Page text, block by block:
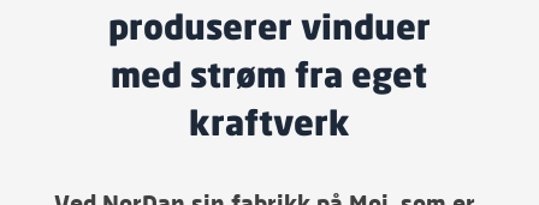
produserer vinduer
med strøm fra eget
kraftverk